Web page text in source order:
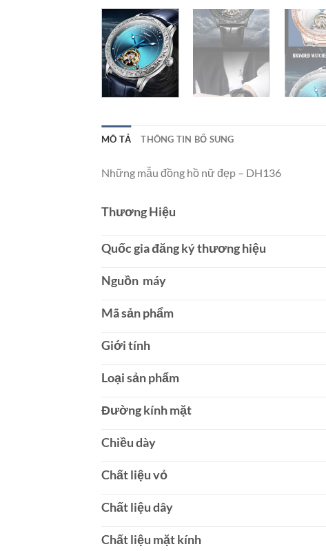
MÔ TẢ THÔNG TIN BỔ SUNG
Những mẫu đồng hồ nữ đẹp – DH136
Thương Hiệu
Quốc gia đăng ký thương hiệu
Nguồn máy
Mã sản phẩm
Giới tính
Loại sản phẩm
Đường kính mặt
Chiều dày
Chất liệu vỏ
Chất liệu dây
Chất liệu mặt kính